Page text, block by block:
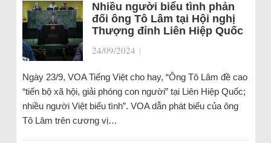
Nhiều người biểu tình phản
đối ông Tô Lâm tại Hội nghị
Thượng đỉnh Liên Hiệp Quốc
24/09/2024 |
Ngày 23/9, VOA Tiếng Việt cho hay, “Ông Tô Lâm đề cao
“tiến bộ xã hội, giải phóng con người” tại Liên Hiệp Quốc;
nhiều người Việt biểu tình”. VOA dẫn phát biểu của ông
Tô Lâm trên cương vị…